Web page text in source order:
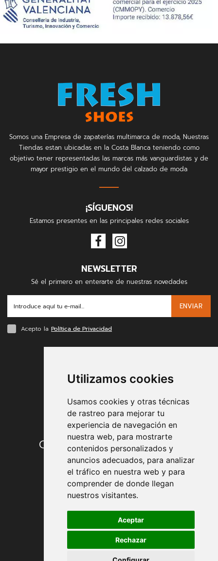
Utilizamos cookies
Usamos cookies y otras técnicas
de rastreo para mejorar tu
experiencia de navegación en
nuestra web, para mostrarte
contenidos personalizados y
anuncios adecuados, para analizar
el tráfico en nuestra web y para
comprender de donde llegan
nuestros visitantes.
Aceptar
Rechazar
Somos una Empresa de zapaterías multimarca de moda, Nuestras
Tiendas estan ubicadas en la Costa Blanca teniendo como
objetivo tener representadas las marcas más vanguardistas y de
mayor prestigio en el mundo del calzado de moda
¡SÍGUENOS!
Estamos presentes en las principales redes sociales
NEWSLETTER
Sé el primero en enterarte de nuestras novedades
ENVIAR
Acepto la Política de Privacidad
Condiciones de contratación
Envío y entrega
Devoluciones
Formas de pago
Política de Privacidad